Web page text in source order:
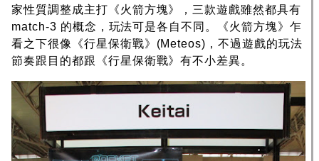
家性質調整成主打《火箭方塊》，三款遊戲雖然都具有
match-3 的概念，玩法可是各自不同。《火箭方塊》乍
看之下很像《行星保衛戰》(Meteos)，不過遊戲的玩法
節奏跟目的都跟《行星保衛戰》有不小差異。